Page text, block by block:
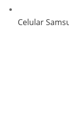
Celular